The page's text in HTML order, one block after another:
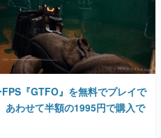
『GTFO』を無料でプレイで
わせて半額の1995円で購入で